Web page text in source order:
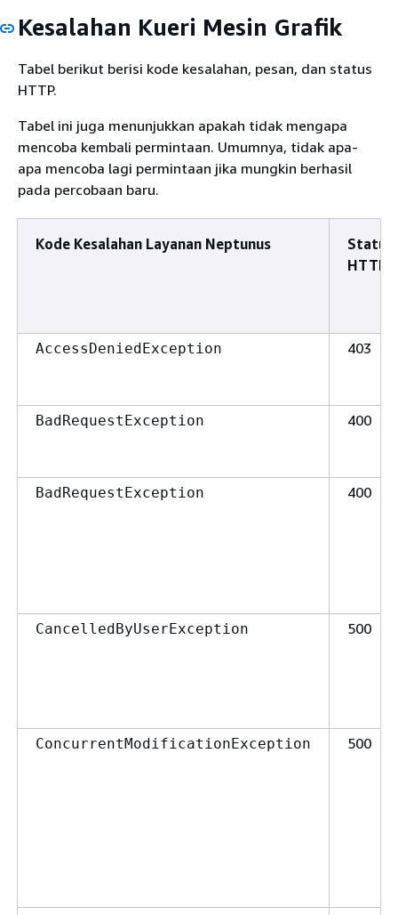
Kesalahan Kueri Mesin Grafik
Tabel berikut berisi kode kesalahan, pesan, dan status
HTTP.
Tabel ini juga menunjukkan apakah tidak mengapa
mencoba kembali permintaan. Umumnya, tidak apa-
apa mencoba lagi permintaan jika mungkin berhasil
pada percobaan baru.
Kode Kesalahan Layanan Neptunus
Status
HTTP
AccessDeniedException 403
BadRequestException 400
BadRequestException 400
CancelledByUserException 500
ConcurrentModificationException 500